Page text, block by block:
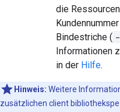
die
Bindestriche ( -
Informationen
in der Hilfe.
Hinweis: Weitere
zusätzlichen client